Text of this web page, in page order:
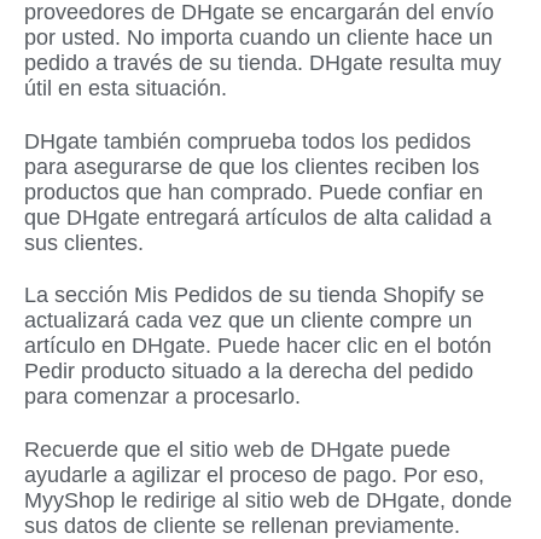
proveedores de DHgate se encargarán del envío
por usted. No importa cuando un cliente hace un
pedido a través de su tienda. DHgate resulta muy
útil en esta situación.
DHgate también comprueba todos los pedidos
para asegurarse de que los clientes reciben los
productos que han comprado. Puede confiar en
que DHgate entregará artículos de alta calidad a
sus clientes.
La sección Mis Pedidos de su tienda Shopify se
actualizará cada vez que un cliente compre un
artículo en DHgate. Puede hacer clic en el botón
Pedir producto situado a la derecha del pedido
para comenzar a procesarlo.
Recuerde que el sitio web de DHgate puede
ayudarle a agilizar el proceso de pago. Por eso,
MyyShop le redirige al sitio web de DHgate, donde
sus datos de cliente se rellenan previamente.